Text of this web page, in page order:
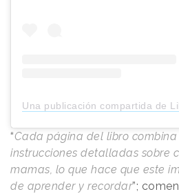
Una publicación compartida de
“Cada página del libro
instrucciones detalladas sobre
mamas, lo que hace que este
de aprender y recordar”;